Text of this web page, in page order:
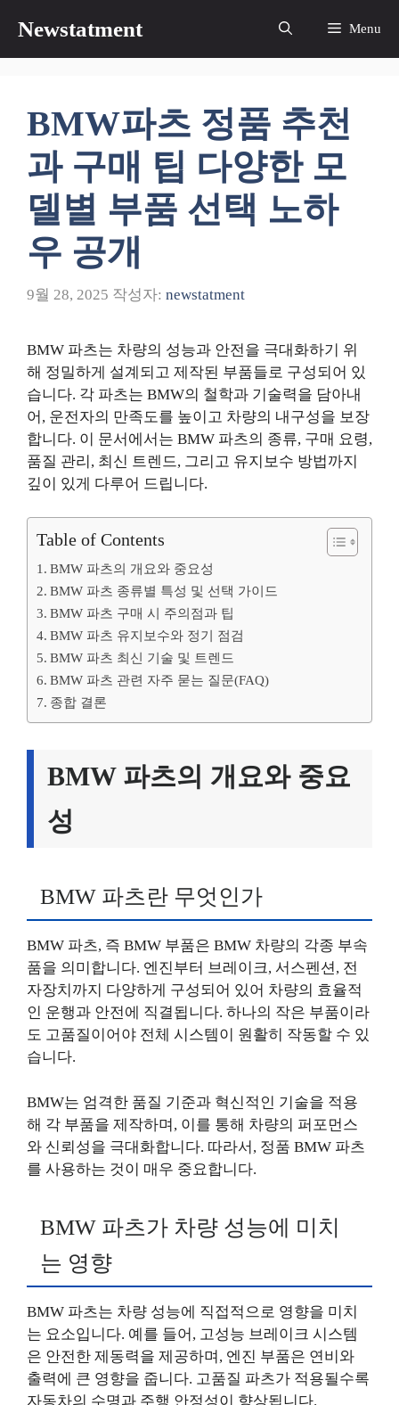
츠
Newstatment Menu
BMW파츠 정품 추천
과 구매 팁 다양한 모
델별 부품 선택 노하
우 공개
9월 28, 2025 작성자: newstatment
BMW 파츠는 차량의 성능과 안전을 극대화하기 위
해 정밀하게 설계되고 제작된 부품들로 구성되어 있
습니다. 각 파츠는 BMW의 철학과 기술력을 담아내
어, 운전자의 만족도를 높이고 차량의 내구성을 보장
합니다. 이 문서에서는 BMW 파츠의 종류, 구매 요령,
품질 관리, 최신 트렌드, 그리고 유지보수 방법까지
깊이 있게 다루어 드립니다.
Table of Contents
BMW 파츠의 개요와 중요성
BMW 파츠 종류별 특성 및 선택 가이드
BMW 파츠 구매 시 주의점과 팁
BMW 파츠 유지보수와 정기 점검
BMW 파츠 최신 기술 및 트렌드
BMW 파츠 관련 자주 묻는 질문(FAQ)
종합 결론
BMW 파츠의 개요와 중요
성
BMW 파츠란 무엇인가
BMW 파츠, 즉 BMW 부품은 BMW 차량의 각종 부속
품을 의미합니다. 엔진부터 브레이크, 서스펜션, 전
자장치까지 다양하게 구성되어 있어 차량의 효율적
인 운행과 안전에 직결됩니다. 하나의 작은 부품이라
도 고품질이어야 전체 시스템이 원활히 작동할 수 있
습니다.
BMW는 엄격한 품질 기준과 혁신적인 기술을 적용
해 각 부품을 제작하며, 이를 통해 차량의 퍼포먼스
와 신뢰성을 극대화합니다. 따라서, 정품 BMW 파츠
를 사용하는 것이 매우 중요합니다.
BMW 파츠가 차량 성능에 미치
는 영향
BMW 파츠는 차량 성능에 직접적으로 영향을 미치
는 요소입니다. 예를 들어, 고성능 브레이크 시스템
은 안전한 제동력을 제공하며, 엔진 부품은 연비와
출력에 큰 영향을 줍니다. 고품질 파츠가 적용될수록
자동차의 수명과 주행 안정성이 향상됩니다.